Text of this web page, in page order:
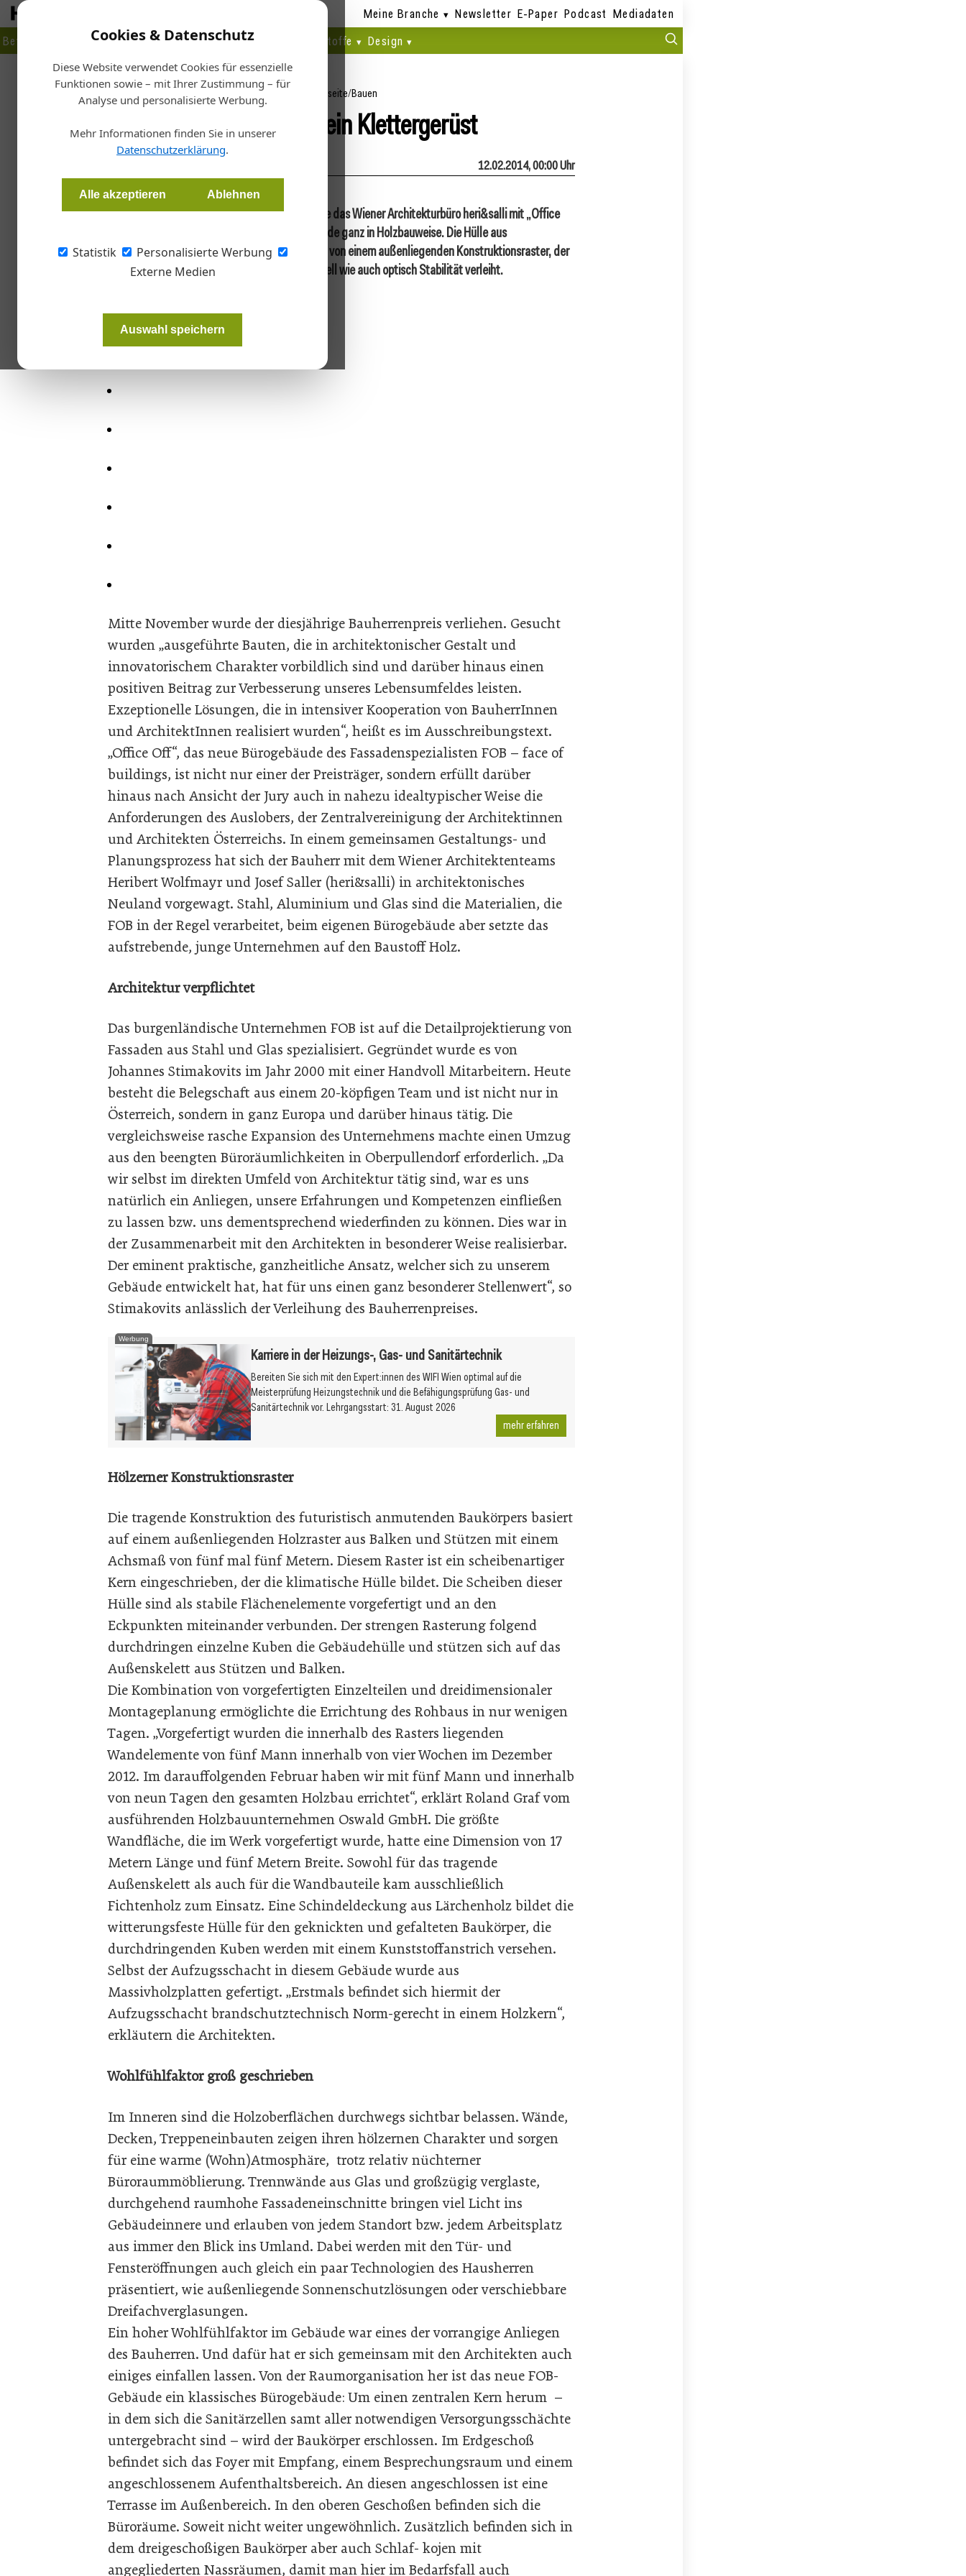
Cookies & Datenschutz
Diese Website verwendet Cookies für essenzielle
Funktionen sowie – mit Ihrer Zustimmung – für
Analyse und personalisierte Werbung.
Mehr Informationen finden Sie in unserer
Datenschutzerklärung.
Alle akzeptieren Ablehnen
Statistik
Personalisierte Werbung
Externe Medien
Auswahl speichern
Meine Branche Newsletter E-Paper Podcast Mediadaten
Betrieb
Planen Bauen Fertigen Bau- + Werkstoffe Design
Startseite/Bauen
Ein Büro wie ein Klettergerüst
12.02.2014, 00:00 Uhr
Im burgenländischen Steinberg-Dörfl errichtete das Wiener Architekturbüro heri&salli mit „Office
Off“ ein mehrfach ausgezeichnetes Bürogebäude ganz in Holzbauweise. Die Hülle aus
vorgefertigten Holzbauscheiben wird getragen von einem außenliegenden Konstruktionsraster, der
dem gefalteten und geknickten Kubus strukturell wie auch optisch Stabilität verleiht.
Mitte November wurde der diesjährige Bauherrenpreis verliehen. Gesucht
wurden „ausgeführte Bauten, die in architektonischer Gestalt und
innovatorischem Charakter vorbildlich sind und darüber hinaus einen
positiven Beitrag zur Verbesserung unseres Lebensumfeldes leisten.
Exzeptionelle Lösungen, die in intensiver Kooperation von BauherrInnen
und ArchitektInnen realisiert wurden“, heißt es im Ausschreibungstext.
„Office Off“, das neue Bürogebäude des Fassadenspezialisten FOB – face of
buildings, ist nicht nur einer der Preisträger, sondern erfüllt darüber
hinaus nach Ansicht der Jury auch in nahezu idealtypischer Weise die
Anforderungen des Auslobers, der Zentralvereinigung der Architektinnen
und Architekten Österreichs. In einem gemeinsamen Gestaltungs- und
Planungsprozess hat sich der Bauherr mit dem Wiener Architektenteams
Heribert Wolfmayr und Josef Saller (heri&salli) in architektonisches
Neuland vorgewagt. Stahl, Aluminium und Glas sind die Materialien, die
FOB in der Regel verarbeitet, beim eigenen Bürogebäude aber setzte das
aufstrebende, junge Unternehmen auf den Baustoff Holz.
Architektur verpflichtet
Das burgenländische Unternehmen FOB ist auf die Detailprojektierung von
Fassaden aus Stahl und Glas spezialisiert. Gegründet wurde es von
Johannes Stimakovits im Jahr 2000 mit einer Handvoll Mitarbeitern. Heute
besteht die Belegschaft aus einem 20-köpfigen Team und ist nicht nur in
Österreich, sondern in ganz Europa und darüber hinaus tätig. Die
vergleichsweise rasche Expansion des Unternehmens machte einen Umzug
aus den beengten Büroräumlichkeiten in Oberpullendorf erforderlich. „Da
wir selbst im direkten Umfeld von Architektur tätig sind, war es uns
natürlich ein Anliegen, unsere Erfahrungen und Kompetenzen einfließen
zu lassen bzw. uns dementsprechend wiederfinden zu können. Dies war in
der Zusammenarbeit mit den Architekten in besonderer Weise realisierbar.
Der eminent praktische, ganzheitliche Ansatz, welcher sich zu unserem
Gebäude entwickelt hat, hat für uns einen ganz besonderer Stellenwert“, so
Stimakovits anlässlich der Verleihung des Bauherrenpreises.
Werbung
Karriere in der Heizungs-, Gas- und Sanitärtechnik
Bereiten Sie sich mit den Expert:innen des WIFI Wien optimal auf die
Meisterprüfung Heizungstechnik und die Befähigungsprüfung Gas- und
Sanitärtechnik vor. Lehrgangsstart: 31. August 2026
mehr erfahren
Hölzerner Konstruktionsraster
Die tragende Konstruktion des futuristisch anmutenden Baukörpers basiert
auf einem außenliegenden Holzraster aus Balken und Stützen mit einem
Achsmaß von fünf mal fünf Metern. Diesem Raster ist ein scheibenartiger
Kern eingeschrieben, der die klimatische Hülle bildet. Die Scheiben dieser
Hülle sind als stabile Flächenelemente vorgefertigt und an den
Eckpunkten miteinander verbunden. Der strengen Rasterung folgend
durchdringen einzelne Kuben die Gebäudehülle und stützen sich auf das
Außenskelett aus Stützen und Balken.
Die Kombination von vorgefertigten Einzelteilen und dreidimensionaler
Montageplanung ermöglichte die Errichtung des Rohbaus in nur wenigen
Tagen. „Vorgefertigt wurden die innerhalb des Rasters liegenden
Wandelemente von fünf Mann innerhalb von vier Wochen im Dezember
2012. Im darauffolgenden Februar haben wir mit fünf Mann und innerhalb
von neun Tagen den gesamten Holzbau errichtet“, erklärt Roland Graf vom
ausführenden Holzbauunternehmen Oswald GmbH. Die größte
Wandfläche, die im Werk vorgefertigt wurde, hatte eine Dimension von 17
Metern Länge und fünf Metern Breite. Sowohl für das tragende
Außenskelett als auch für die Wandbauteile kam ausschließlich
Fichtenholz zum Einsatz. Eine Schindeldeckung aus Lärchenholz bildet die
witterungsfeste Hülle für den geknickten und gefalteten Baukörper, die
durchdringenden Kuben werden mit einem Kunststoffanstrich versehen.
Selbst der Aufzugsschacht in diesem Gebäude wurde aus
Massivholzplatten gefertigt. „Erstmals befindet sich hiermit der
Aufzugsschacht brandschutztechnisch Norm-gerecht in einem Holzkern“,
erkläutern die Architekten.
Wohlfühlfaktor groß geschrieben
Im Inneren sind die Holzoberflächen durchwegs sichtbar belassen. Wände,
Decken, Treppeneinbauten zeigen ihren hölzernen Charakter und sorgen
für eine warme (Wohn)Atmosphäre, trotz relativ nüchterner
Büroraummöblierung. Trennwände aus Glas und großzügig verglaste,
durchgehend raumhohe Fassadeneinschnitte bringen viel Licht ins
Gebäudeinnere und erlauben von jedem Standort bzw. jedem Arbeitsplatz
aus immer den Blick ins Umland. Dabei werden mit den Tür- und
Fensteröffnungen auch gleich ein paar Technologien des Hausherren
präsentiert, wie außenliegende Sonnenschutzlösungen oder verschiebbare
Dreifachverglasungen.
Ein hoher Wohlfühlfaktor im Gebäude war eines der vorrangige Anliegen
des Bauherren. Und dafür hat er sich gemeinsam mit den Architekten auch
einiges einfallen lassen. Von der Raumorganisation her ist das neue FOB-
Gebäude ein klassisches Bürogebäude: Um einen zentralen Kern herum –
in dem sich die Sanitärzellen samt aller notwendigen Versorgungsschächte
untergebracht sind – wird der Baukörper erschlossen. Im Erdgeschoß
befindet sich das Foyer mit Empfang, einem Besprechungsraum und einem
angeschlossenem Aufenthaltsbereich. An diesen angeschlossen ist eine
Terrasse im Außenbereich. In den oberen Geschoßen befinden sich die
Büroräume. Soweit nicht weiter ungewöhnlich. Zusätzlich befinden sich in
dem dreigeschoßigen Baukörper aber auch Schlaf- kojen mit
angegliederten Nassräumen, damit man hier im Bedarfsfall auch